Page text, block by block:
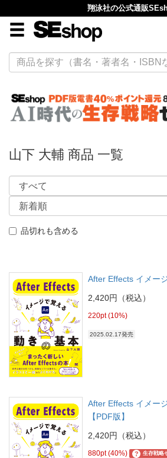
翔泳社の公式通販
山下 大輔 商品 一覧
品切れも含める
After Effects イメー
2,420円（税込）
220pt (10%)
2025.02.17発売
After Effects イメー
【PDF版】
2,420円（税込）
880pt (40%) ? 生存戦略